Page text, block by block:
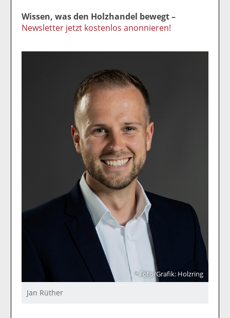
Wissen, was den Holzhandel bewegt –
Newsletter jetzt kostenlos anonnieren!
Foto/Grafik: Holzring
Jan Rüther